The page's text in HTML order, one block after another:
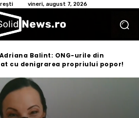
vineri, august 7, 2026
Adriana Balint: ONG-urile din
cu denigrarea propriului popor!